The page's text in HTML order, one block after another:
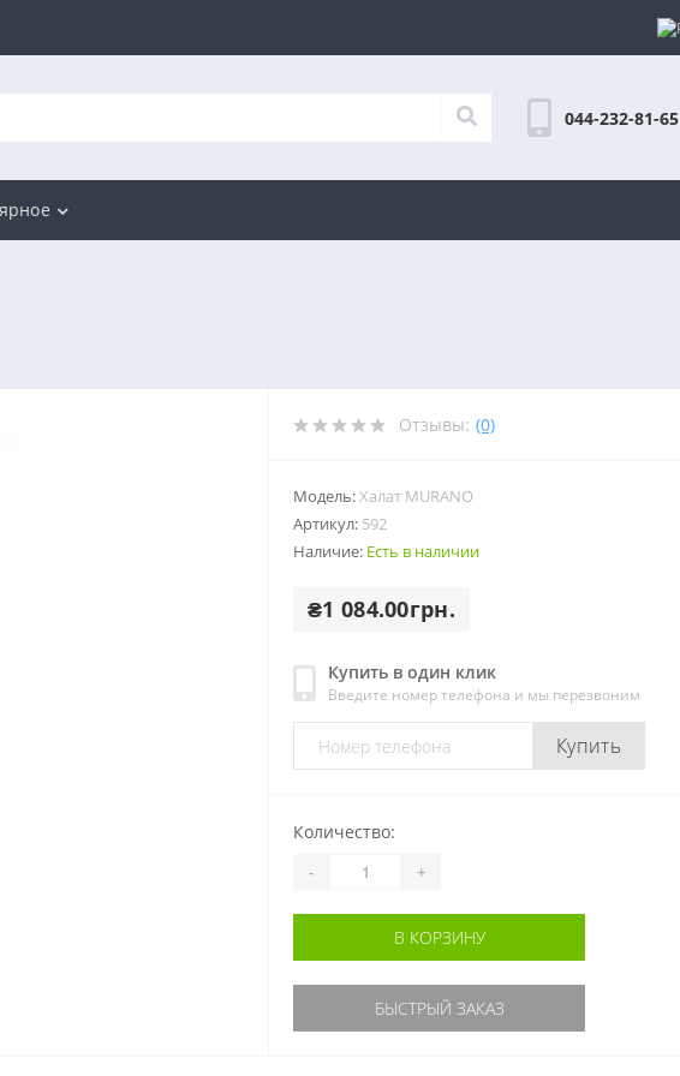
044-232-81-65
Отзывы: (0)
Модель:Халат MURANO
Артикул: 592
Наличие: Есть в наличии
₴1 084.00грн.
Купить в один клик
Введите номер телефона и мы перезвоним
Купить
Количество:
- +
В КОРЗИНУ
БЫСТРЫЙ ЗАКАЗ